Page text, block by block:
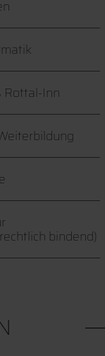
Rottal-Inn
bindend)